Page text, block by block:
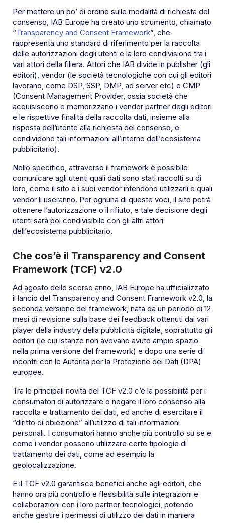
Per mettere un po’ di ordine sulle modalità di richiesta del
consenso, IAB Europe ha creato uno strumento, chiamato
“Transparency and Consent Framework”, che
rappresenta uno standard di riferimento per la raccolta
delle autorizzazioni degli utenti e la loro condivisione tra i
vari attori della filiera. Attori che IAB divide in publisher (gli
editori), vendor (le società tecnologiche con cui gli editori
lavorano, come DSP, SSP, DMP, ad server etc) e CMP
(Consent Management Provider, ossia società che
acquisiscono e memorizzano i vendor partner degli editori
e le rispettive finalità della raccolta dati, insieme alla
risposta dell’utente alla richiesta del consenso, e
condividono tali informazioni all’interno dell’ecosistema
pubblicitario).
Nello specifico, attraverso il framework è possibile
comunicare agli utenti quali dati sono stati raccolti su di
loro, come il sito e i suoi vendor intendono utilizzarli e quali
vendor li useranno. Per ognuna di queste voci, il sito potrà
ottenere l’autorizzazione o il rifiuto, e tale decisione degli
utenti sarà poi condivisibile con gli altri attori
dell’ecosistema pubblicitario.
Che cos’è il Transparency and Consent
Framework (TCF) v2.0
Ad agosto dello scorso anno, IAB Europe ha ufficializzato
il lancio del Transparency and Consent Framework v2.0, la
seconda versione del framework, nata da un periodo di 12
mesi di revisione sulla base dei feedback ottenuti dai vari
player della industry della pubblicità digitale, soprattutto gli
editori (le cui istanze non avevano avuto ampio spazio
nella prima versione del framework) e dopo una serie di
incontri con le Autorità per la Protezione dei Dati (DPA)
europee.
Tra le principali novità del TCF v2.0 c’è la possibilità per i
consumatori di autorizzare o negare il loro consenso alla
raccolta e trattamento dei dati, ed anche di esercitare il
“diritto di obiezione” all’utilizzo di tali informazioni
personali. I consumatori hanno anche più controllo su se e
come i vendor possono utilizzare certe tipologie di
trattamento dei dati, come ad esempio la
geolocalizzazione.
E il TCF v2.0 garantisce benefici anche agli editori, che
hanno ora più controllo e flessibilità sulle integrazioni e
collaborazioni con i loro partner tecnologici, potendo
anche gestire i permessi di utilizzo dei dati in maniera